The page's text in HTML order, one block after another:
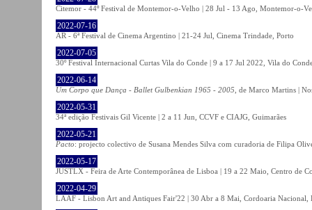
Citemor - 44º Festival de Montemor-o-Velho | 28 Jul - 13 Ago, Montemor-o-
2022-07-16
AR - 6ª Festival de Cinema Argentino | 21-24 Jul, Cinema Trindade, Porto
2022-07-05
30º Festival Internacional Curtas Vila do Conde | 9 a 17 Jul 2022, Vila do
2022-06-14
Um Corpo que Dança - Ballet Gulbenkian 1965 - 2005 , de Marco Martins |
2022-05-31
34ª edição Festivais Gil Vicente | 2 a 11 Jun, CCVF e CIAJG, Guimarães
2022-05-21
Pacto: projecto colectivo de Susana Mendes Silva com curadoria de Filipa
2022-05-17
JUSTLX - Feira de Arte Contemporânea de Lisboa | 19 a 22 Maio, Centro de
2022-04-29
LAAF - Lisbon Art and Antiques Fair'22 | 30 Abr a 8 Mai, Cordoaria Nacional,